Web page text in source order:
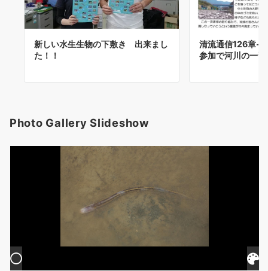
新しい水生生物の下敷き 出来まし
た！！
清流通信126章-
参加で河川の一
Photo Gallery Slideshow